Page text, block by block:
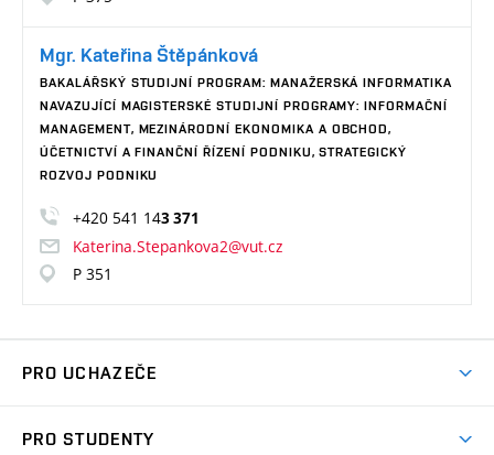
Mgr. Kateřina Štěpánková
BAKALÁŘSKÝ STUDIJNÍ PROGRAM: MANAŽERSKÁ INFORMATIKA
NAVAZUJÍCÍ MAGISTERSKÉ STUDIJNÍ PROGRAMY: INFORMAČNÍ
MANAGEMENT, MEZINÁRODNÍ EKONOMIKA A OBCHOD,
ÚČETNICTVÍ A FINANČNÍ ŘÍZENÍ PODNIKU, STRATEGICKÝ
ROZVOJ PODNIKU
+420 541 143 371
Katerina.Stepankova2@vut.cz
P 351
PRO UCHAZEČE
PRO STUDENTY